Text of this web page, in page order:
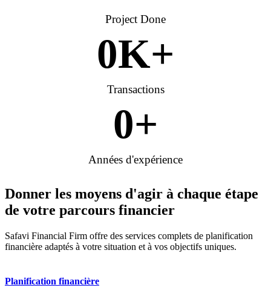
Project Done
Transactions
0K+
Années d'expérience
0+
Donner les moyens d'agir à chaque étape
de votre parcours financier
Safavi Financial Firm offre des services complets de planification
financière adaptés à votre situation et à vos objectifs uniques.
Planification financière